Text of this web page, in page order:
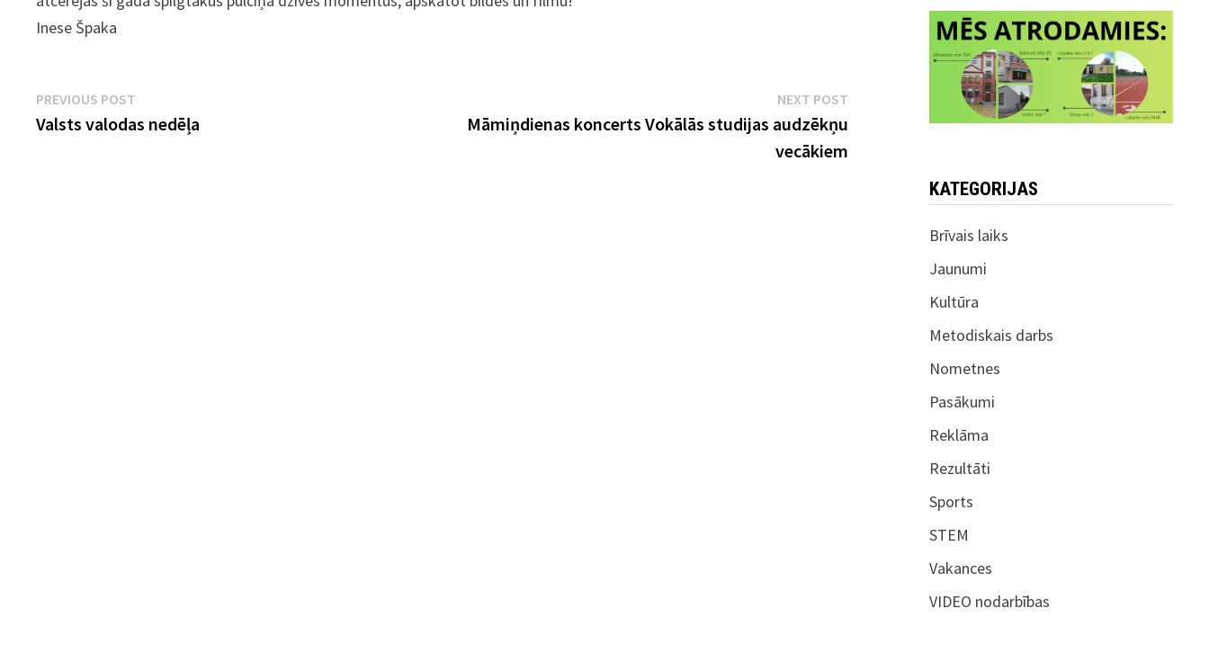
Inese Špaka
Ziņu
izvēlne
PREVIOUS POST
post:
Valsts valodas nedēļa
NEXT POSTNext
post:
Māmiņdienas koncerts Vokālās studijas audzēkņu
vecākiem
KATEGORIJAS
Brīvais laiks
Jaunumi
Kultūra
Metodiskais darbs
Nometnes
Pasākumi
Reklāma
Rezultāti
Sports
STEM
Vakances
VIDEO nodarbības